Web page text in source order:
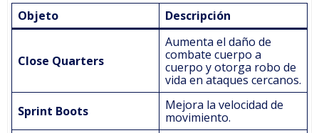
Objeto Descripción
Close Quarters
Aumenta el daño de
combate cuerpo a
cuerpo y otorga robo de
vida en ataques cercanos.
Sprint Boots
Mejora la velocidad de
movimiento.